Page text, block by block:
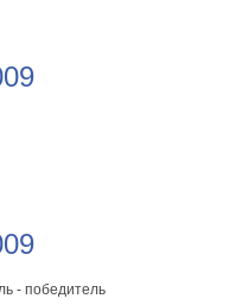
- победитель